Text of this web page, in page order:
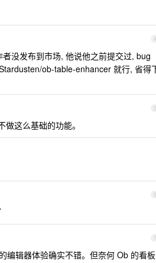
4
没发布到市场, 他说他之前提交过, bug
ob-table-enhancer 就行, 省得
5
这么基础的功能。
6
7
编辑器体验确实不错。但奈何 Ob 的看板